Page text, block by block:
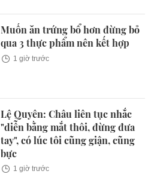
Muốn ăn trứng bổ hơn đừng bỏ
qua 3 thực phẩm nên kết hợp
1 giờ trước
Lệ Quyên: Châu liên tục nhắc
"diễn bằng mắt thôi, đừng đưa
tay", có lúc tôi cũng giận, cũng
bực
1 giờ trước